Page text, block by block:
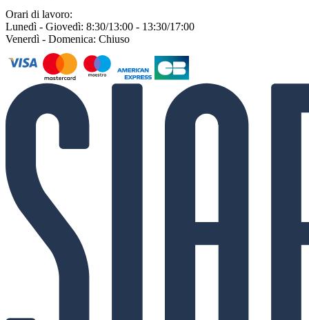
Orari di lavoro:
Lunedì - Giovedì: 8:30/13:00 - 13:30/17:00
Venerdì - Domenica: Chiuso